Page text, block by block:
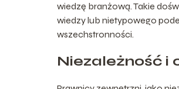
wiedzę branżową. Takie
wiedzy lub nietypowego
wszechstronności.
Niezależność i